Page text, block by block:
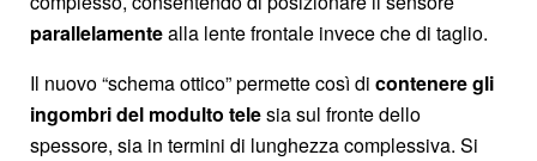
parallelamentealla lente frontale invece che di taglio.
Il nuovo “schema ottico” permette così di contenere gli
ingombri del modulto telesia sul fronte dello
spessore, sia in termini di lunghezza complessiva. Si